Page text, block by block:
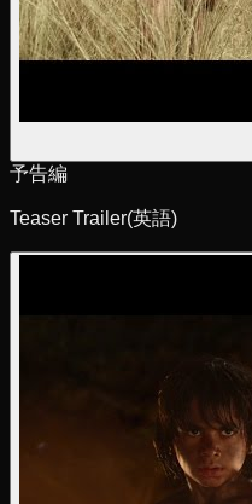
予告編
Teaser Trailer(英語)